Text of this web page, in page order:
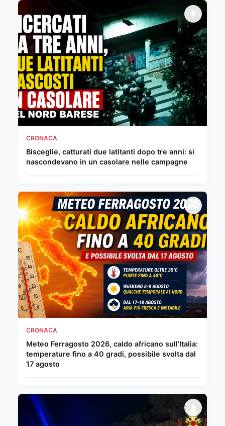
CRONACA
Bisceglie, catturati due latitanti dopo tre anni: si
nascondevano in un casolare nelle campagne
CRONACA
Meteo Ferragosto 2026, caldo africano sull’Italia:
temperature fino a 40 gradi, possibile svolta dal
17 agosto